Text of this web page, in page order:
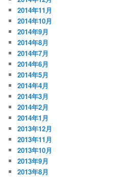
2014年11月
2014年10月
2014年9月
2014年8月
2014年7月
2014年6月
2014年5月
2014年4月
2014年3月
2014年2月
2014年1月
2013年12月
2013年11月
2013年10月
2013年9月
2013年8月